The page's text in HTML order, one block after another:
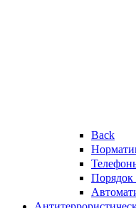
Back
Порядок